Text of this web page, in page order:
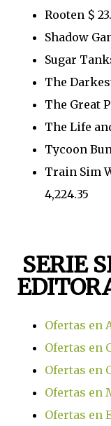
Rooten $
Shadow
Sugar
The
The Great
The Life
Tycoon
Train Sim
4,224.35
SERIE
Ofertas en
Ofertas en
Ofertas en
Ofertas en
Ofertas en